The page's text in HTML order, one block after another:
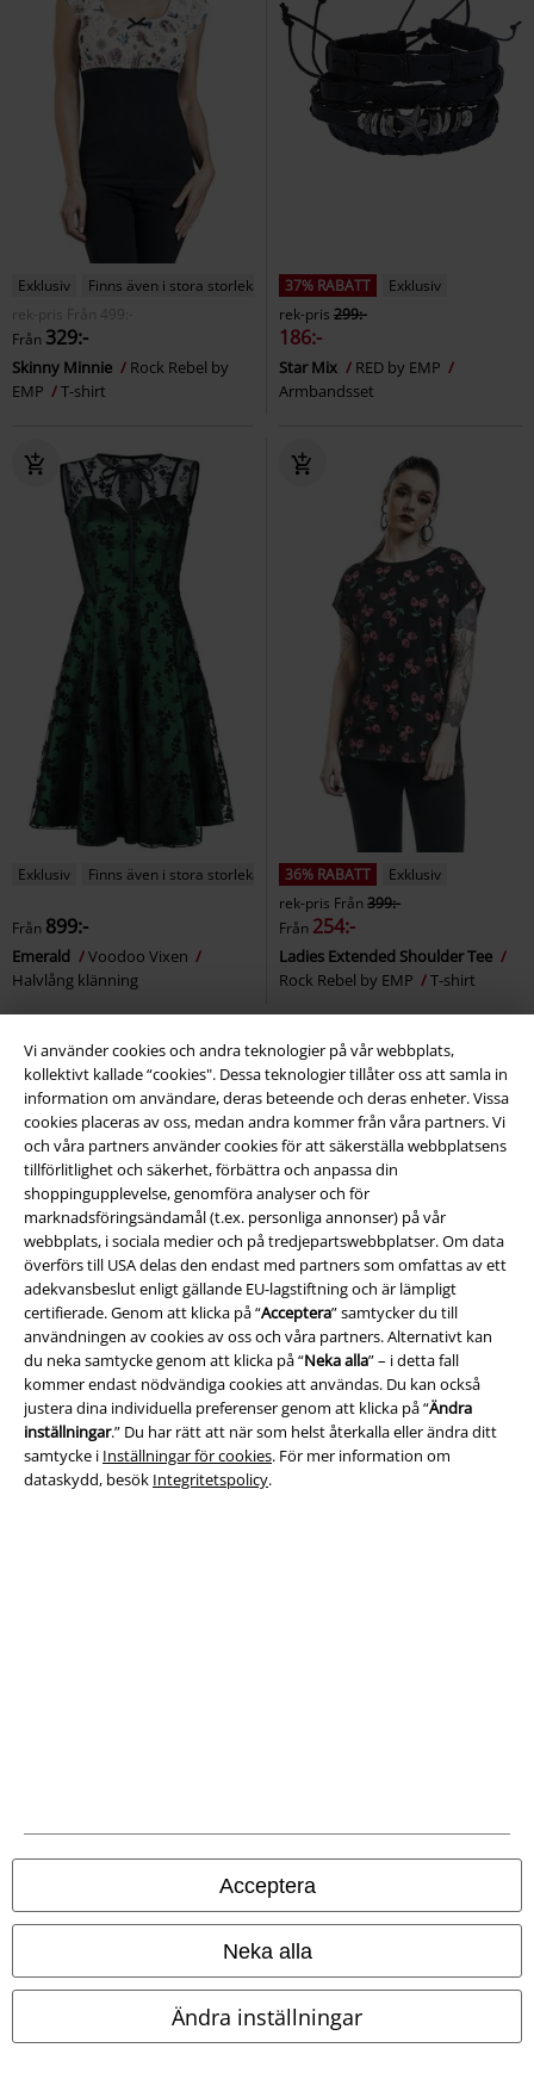
Vi använder cookies och andra teknologier på vår webbplats,
kollektivt kallade “cookies". Dessa teknologier tillåter oss att samla in
information om användare, deras beteende och deras enheter. Vissa
cookies placeras av oss, medan andra kommer från våra partners. Vi
och våra partners använder cookies för att säkerställa webbplatsens
tillförlitlighet och säkerhet, förbättra och anpassa din
shoppingupplevelse, genomföra analyser och för
marknadsföringsändamål (t.ex. personliga annonser) på vår
webbplats, i sociala medier och på tredjepartswebbplatser. Om data
överförs till USA delas den endast med partners som omfattas av ett
adekvansbeslut enligt gällande EU-lagstiftning och är lämpligt
certifierade. Genom att klicka på “Acceptera” samtycker du till
användningen av cookies av oss och våra partners. Alternativt kan
du neka samtycke genom att klicka på “Neka alla” – i detta fall
kommer endast nödvändiga cookies att användas. Du kan också
justera dina individuella preferenser genom att klicka på “Ändra
inställningar.” Du har rätt att när som helst återkalla eller ändra ditt
samtycke i Inställningar för cookies. För mer information om
dataskydd, besök Integritetspolicy.
Acceptera
Neka alla
Ändra inställningar
Exklusiv
Finns även i stora storlekar
rek-pris
Från
499:-
Från 329:-
Skinny Minnie
Rock Rebel by
EMP
T-shirt
37% RABATT
Exklusiv
rek-pris 299:-
186:-
Star Mix
RED by EMP
Armbandsset
Exklusiv Finns även i stora storlekar
Från 899:-
Emerald
Voodoo Vixen
Halvlång klänning
36% RABATT
Exklusiv
rek-pris Från399:-
Från 254:-
Ladies Extended Shoulder Tee
Rock Rebel by EMP
T-shirt
% Finns även i stora storlekar Snörning